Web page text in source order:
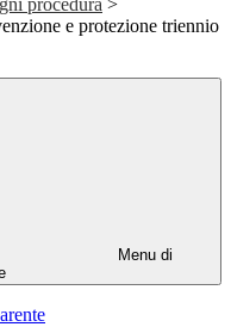
procedura >
e protezione triennio
Menu di